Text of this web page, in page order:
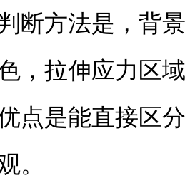
断方法是，背
，拉伸应力区
点是能直接区
。